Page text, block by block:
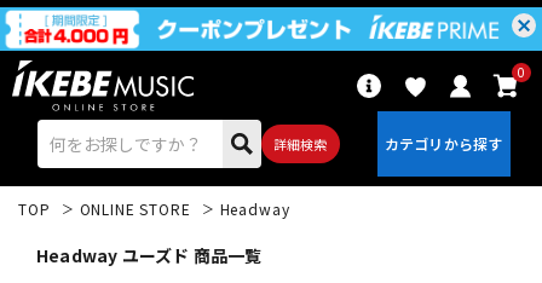
詳細検索
0
TOP ONLINE STORE Headway
Headway ユーズド 商品一覧